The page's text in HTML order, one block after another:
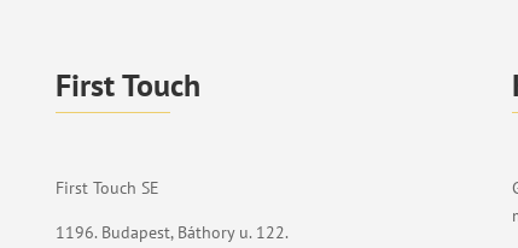
First Touch
First Touch SE
1196. Budapest, Báthory u. 122.